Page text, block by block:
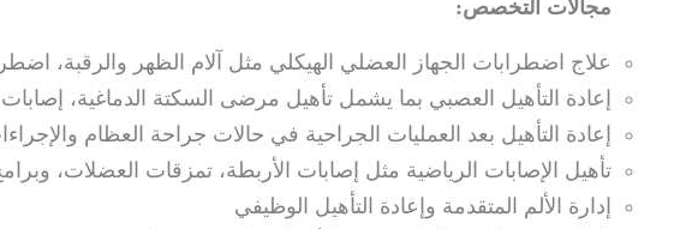
مجالات التخصص:
علاج اضطرابات الجهاز العضلي الهيكلي مثل آلام الظهر والرقبة،
إعادة التأهيل العصبي بما يشمل تأهيل مرضى السكتة الدماغية،
إعادة التأهيل بعد العمليات الجراحية في حالات جراحة العظام
تأهيل الإصابات الرياضية مثل إصابات الأربطة، تمزقات العضلات،
إدارة الألم المتقدمة وإعادة التأهيل الوظيفي